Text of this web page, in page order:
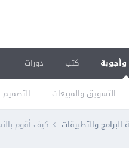
التسويق والمبيعات التصميم
كتب دورات
البرامج والتطبيقات كيف أقوم